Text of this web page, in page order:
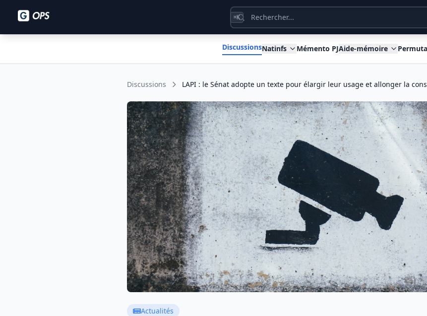
⌘K
DiscussionsNatinfs Mémento PJAide-mémoire
Discussions LAPI : le Sénat adopte un texte pour élargir leur usage et allonger la
Actualités